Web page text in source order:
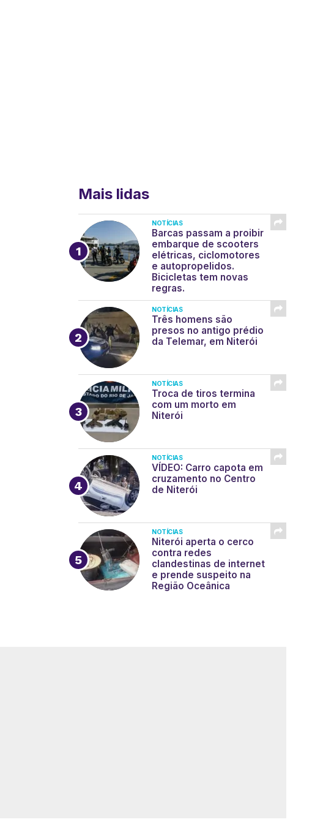
Mais lidas
NOTÍCIAS
Barcas passam a proibir
embarque de scooters
elétricas, ciclomotores
e autopropelidos.
Bicicletas tem novas
regras.
NOTÍCIAS
Três homens são
presos no antigo prédio
da Telemar, em Niterói
NOTÍCIAS
Troca de tiros termina
com um morto em
Niterói
NOTÍCIAS
VÍDEO: Carro capota em
cruzamento no Centro
de Niterói
NOTÍCIAS
Niterói aperta o cerco
contra redes
clandestinas de internet
e prende suspeito na
Região Oceânica